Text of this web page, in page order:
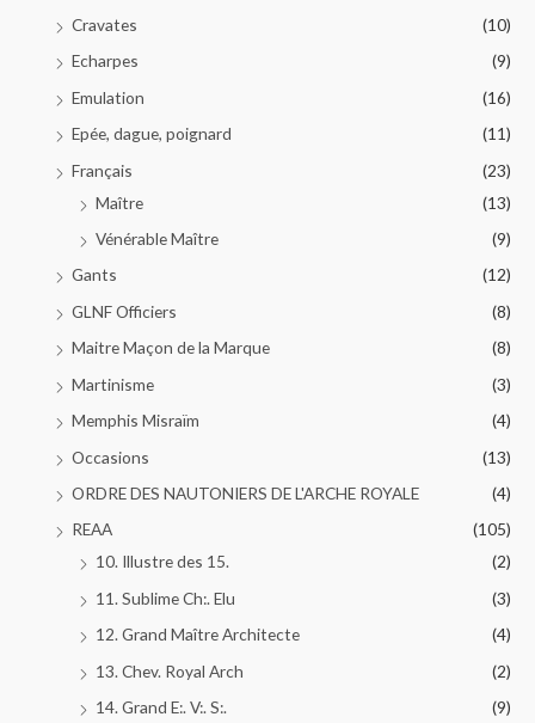
Cravates
(10)
Echarpes
(9)
Emulation
(16)
Epée, dague, poignard
(11)
Français
(23)
Maître
(13)
Vénérable Maître
(9)
Gants
(12)
GLNF Officiers
(8)
Maitre Maçon de la Marque
(8)
Martinisme
(3)
Memphis Misraïm
(4)
Occasions
(13)
ORDRE DES NAUTONIERS DE L'ARCHE ROYALE
(4)
REAA
(105)
10. Illustre des 15.
(2)
11. Sublime Ch:. Elu
(3)
12. Grand Maître Architecte
(4)
13. Chev. Royal Arch
(2)
14. Grand E:. V:. S:.
(9)